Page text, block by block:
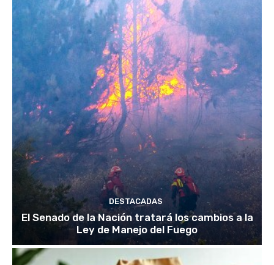
DESTACADAS
El Senado de la Nación tratará los cambios a la
Ley de Manejo del Fuego